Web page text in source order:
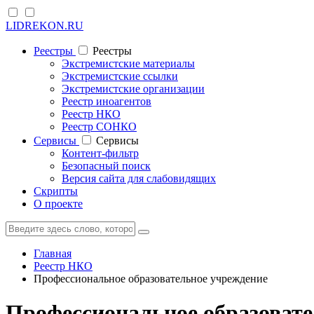
LIDREKON.RU
Реестры
Реестры
Экстремистские материалы
Экстремистские ссылки
Экстремистские организации
Реестр иноагентов
Реестр НКО
Реестр СОНКО
Cервисы
Cервисы
Контент-фильтр
Безопасный поиск
Версия сайта для слабовидящих
Скрипты
О проекте
Главная
Реестр НКО
Профессиональное образовательное учреждение